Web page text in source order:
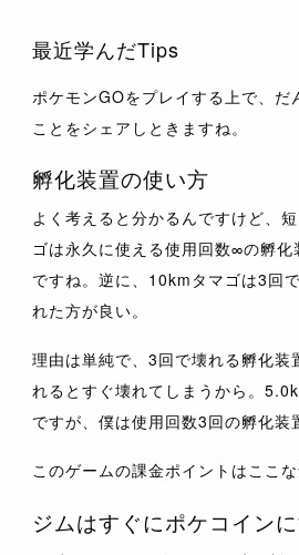
最近学んだTips
ポケモンGOをプレイする上で、だ
ことをシェアしときますね。
孵化装置の使い方
よく考えると分かるんですけど、
ゴは永久に使える使用回数∞の孵
ですね。逆に、10kmタマゴは3回
れた方が良い。
理由は単純で、3回で壊れる孵化装
れるとすぐ壊れてしまうから。
ですが、僕は使用回数3回の孵化装
このゲームの課金ポイントはここな
ジムはすぐにポケコイン